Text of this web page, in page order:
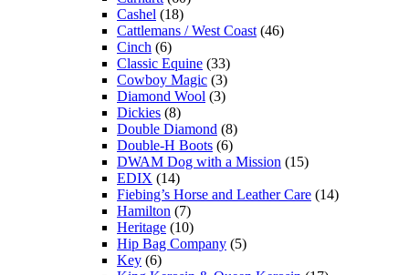
Cashel (18)
Cattlemans / West Coast (46)
Cinch (6)
Classic Equine (33)
Cowboy Magic (3)
Diamond Wool (3)
Dickies (8)
Double Diamond (8)
Double-H Boots (6)
DWAM Dog with a Mission (15)
EDIX (14)
Fiebing’s Horse and Leather Care (14)
Hamilton (7)
Heritage (10)
Hip Bag Company (5)
Key (6)